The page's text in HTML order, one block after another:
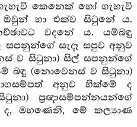
කෙනෙක් හෝ ගැහැවි
හා එක්ව සිටුනේ ය.
වදනේ ය. යම්බඳු
සපනුන්ගේ සැදෑ සපුව අනුව
ව සිටුනා) සිල් සපනුන්ගේ
බඳු (නොවෙනස් ව සිටුනා)
අනුව හික්මේ ද
ප්‍රඥාසම්පන්නයන්ගේ
ද, මහණෙනි, මේ කල්‍යාණ